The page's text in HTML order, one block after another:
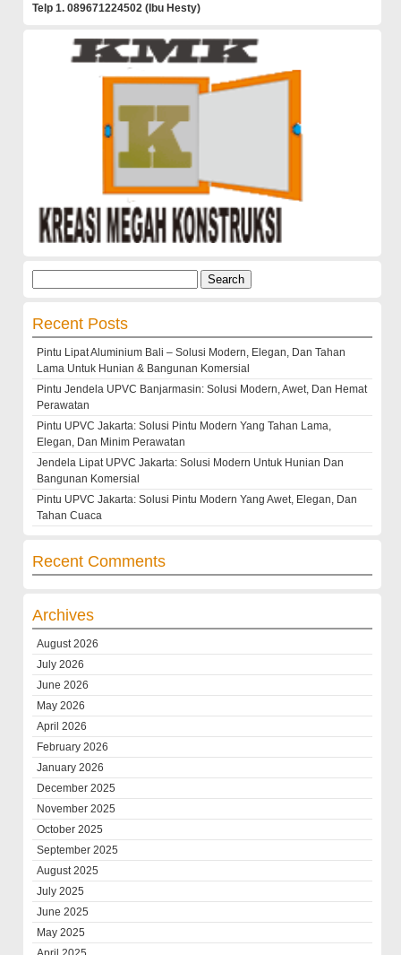
Telp 1. 089671224502 (Ibu Hesty)
Recent Posts
Pintu Lipat Aluminium Bali – Solusi Modern, Elegan, Dan Tahan
Lama Untuk Hunian & Bangunan Komersial
Pintu Jendela UPVC Banjarmasin: Solusi Modern, Awet, Dan Hemat
Perawatan
Pintu UPVC Jakarta: Solusi Pintu Modern Yang Tahan Lama,
Elegan, Dan Minim Perawatan
Jendela Lipat UPVC Jakarta: Solusi Modern Untuk Hunian Dan
Bangunan Komersial
Pintu UPVC Jakarta: Solusi Pintu Modern Yang Awet, Elegan, Dan
Tahan Cuaca
Recent Comments
Archives
August 2026
July 2026
June 2026
May 2026
April 2026
February 2026
January 2026
December 2025
November 2025
October 2025
September 2025
August 2025
July 2025
June 2025
May 2025